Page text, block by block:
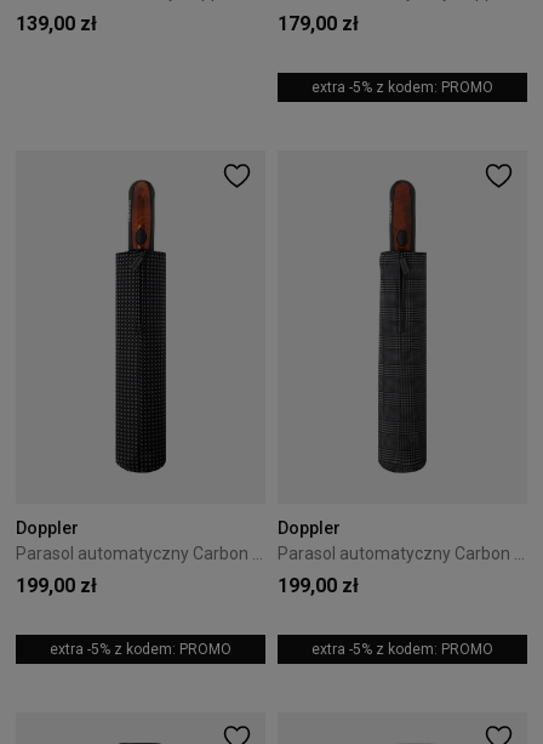
139,00 zł 179,00 zł
extra -5% z kodem: PROMO
Doppler
199,00 zł
extra -5% z kodem: PROMO
Doppler
199,00 zł
extra -5% z kodem: PROMO